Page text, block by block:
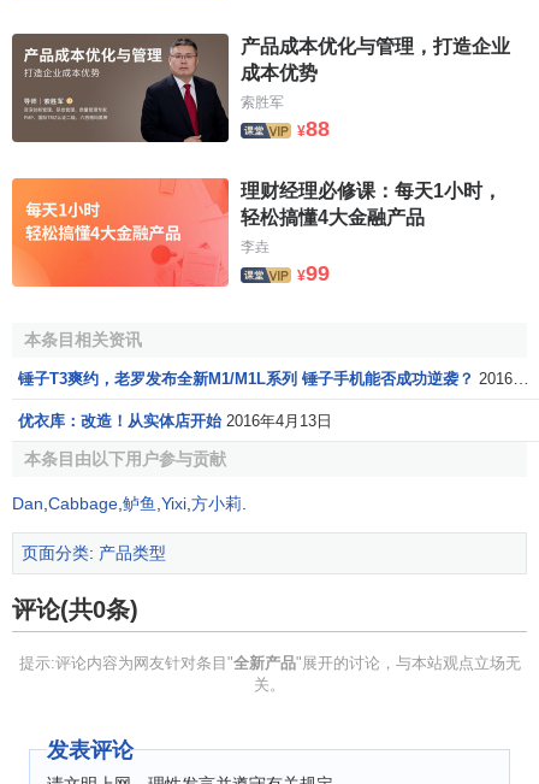
相关条目
改进型新产品
模仿型新产品
产品成本优化与管理，打造企业
成本优势
索胜军
¥88
理财经理必修课：每天1小时，
轻松搞懂4大金融产品
李垚
¥99
本条目相关资讯
锤子T3爽约，老罗发布全新M1/M1L系列 锤子手机能否成功逆袭？ 2016年10月19日
优衣库：改造！从实体店开始 2016年4月13日
本条目由以下用户参与贡献
Dan Cabbage 鲈鱼 Yixi 方小莉
页面分类: 产品类型
评论(共0条)
提示:评论内容为网友针对条目"全新产品"展开的讨论，与本站观点立场无
关。
发表评论